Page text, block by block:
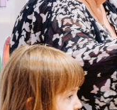
Crédits
Creative